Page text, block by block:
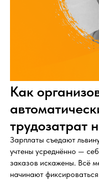
Как
трудозатрат
Зарплаты съедают
учтены усреднённо —
заказов искажены. Всё
начинают